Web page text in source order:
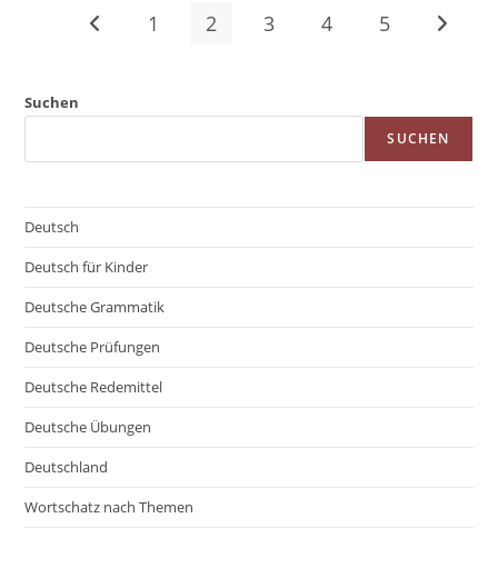
Telc
Gehe zur vorherigen Seite
1 2 3 4 5 Gehe
Suchen
SUCHEN
Deutsch
Deutsch für Kinder
Deutsche Grammatik
Deutsche Prüfungen
Deutsche Redemittel
Deutsche Übungen
Deutschland
Wortschatz nach Themen